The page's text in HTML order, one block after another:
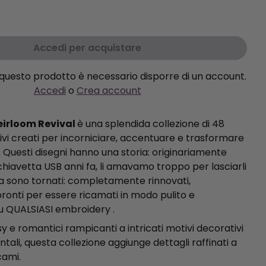
Accedi per acquistare
prodotto è necessario disporre di un account.
Accedi o Crea account
Revivalè una splendida collezione di 48
creati per incorniciare, accentuare e trasformare
disegni hanno una storia: originariamente
USB anni fa, li amavamo troppo per lasciarli
sono tornati: completamente rinnovati,
per essere ricamati in modo pulito e
embroidery .
e romantici rampicanti a intricati motivi decorativi
questa collezione aggiunge dettagli raffinati a